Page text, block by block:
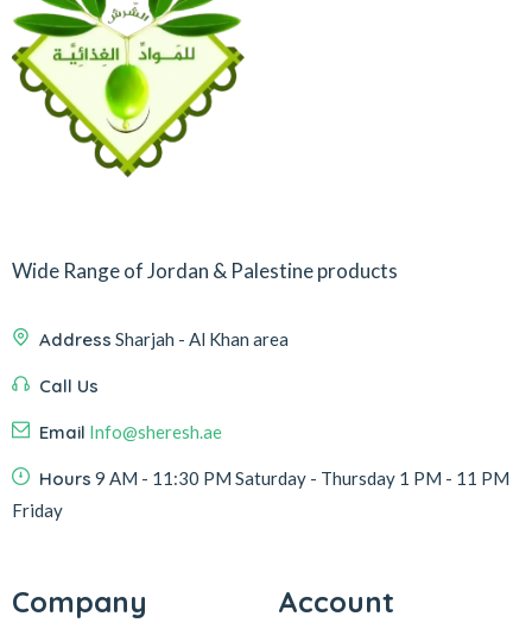
Wide Range of Jordan & Palestine products
Address Sharjah - Al Khan area
Call Us
Email Info@sheresh.ae
Hours 9 AM - 11:30 PM Saturday - Thursday 1 PM - 11 PM
Friday
Company Account